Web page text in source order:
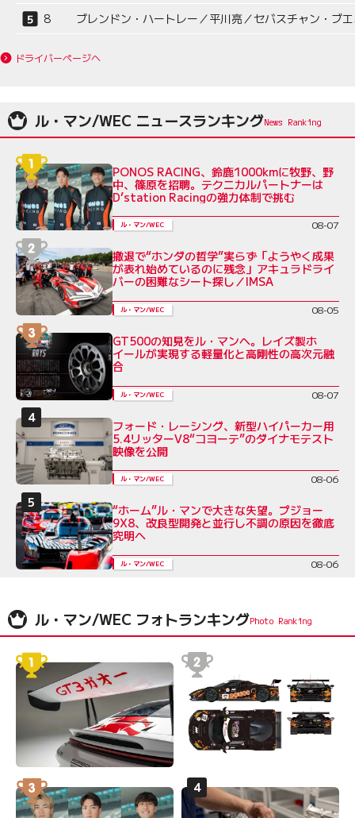
8
ブレンドン・ハートレー／平川亮／セバスチャン・ブ
ドライバーページへ
ル・マン/WEC ニュースランキング
PONOS RACING、鈴鹿1000kmに牧野、野
中、篠原を招聘。テクニカルパートナーは
D’station Racingの強力体制で挑む
ル・マン/WEC 08-07
撤退で“ホンダの哲学”実らず「ようやく成果
が表れ始めているのに残念」アキュラドライ
バーの困難なシート探し／IMSA
ル・マン/WEC 08-05
GT500の知見をル・マンへ。レイズ製ホ
イールが実現する軽量化と高剛性の高次元融
合
ル・マン/WEC 08-07
フォード・レーシング、新型ハイパーカー用
5.4リッターV8“コヨーテ”のダイナモテスト
映像を公開
ル・マン/WEC 08-06
“ホーム”ル・マンで大きな失望。プジョー
9X8、改良型開発と並行し不調の原因を徹底
究明へ
ル・マン/WEC 08-06
ル・マン/WEC フォトランキング